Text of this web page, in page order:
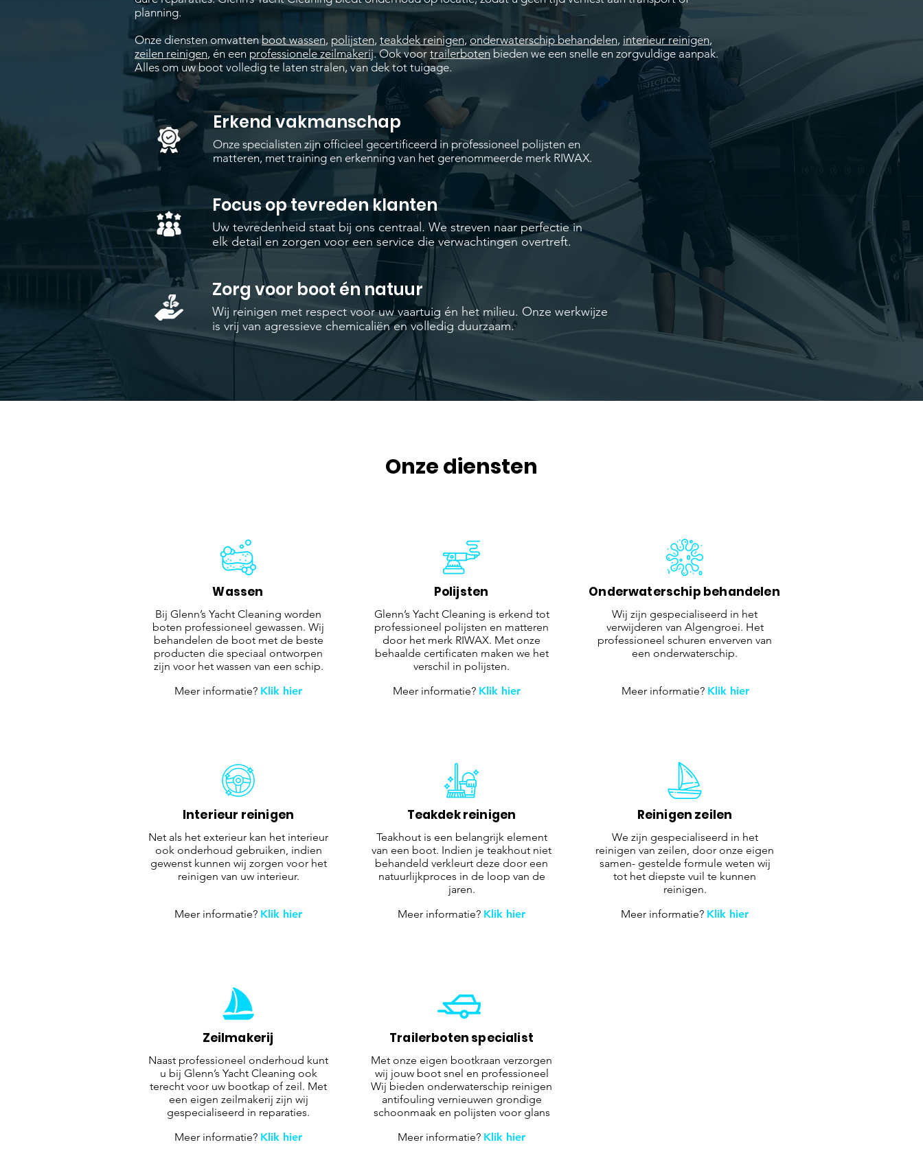
planning.
Onze diensten omvattenboot wassen, polijsten, teakdek reinigen, onderwaterschip behandelen, interieur reinigen,
zeilen reinigen, én een professionele zeilmakerij. Ook voor trailerbotenbieden we een snelle en zorgvuldige aanpak.
Alles om uw boot volledig te laten stralen, van dek tot tuigage.
Erkend vakmanschap
Onze specialisten zijn officieel gecertificeerd in professioneel polijsten en
matteren, met training en erkenning van het gerenommeerde merk RIWAX.
Focus op tevreden klanten
Uw tevredenheid staat bij ons centraal. We streven naar perfectie in
elk detail en zorgen voor een service die verwachtingen overtreft.
Zorg voor boot én natuur
Wij reinigen met respect voor uw vaartuig én het milieu. Onze werkwijze
is vrij van agressieve chemicaliën en volledig duurzaam.
Onze diensten
Wassen
Bij Glenn’s Yacht Cleaning worden
boten professioneel gewassen. Wij
behandelen de boot met de beste
producten die speciaal ontworpen
zijn voor het wassen van een schip.
Meer informatie? Klik hier
Polijsten
Glenn’s Yacht Cleaning is erkend tot
professioneel polijsten en matteren
door het merk RIWAX. Met onze
behaalde certificaten maken we het
verschil in polijsten.
Meer informatie? Klik hier
Onderwaterschip behandelen
Wij zijn gespecialiseerd in het
verwijderen van Algengroei. Het
professioneel schuren enverven van
een onderwaterschip.
Meer informatie? Klik hier
Interieur reinigen
Net als het exterieur kan het interieur
ook onderhoud gebruiken, indien
gewenst kunnen wij zorgen voor het
reinigen van uw interieur.
Meer informatie? Klik hier
Teakdek reinigen
Teakhout is een belangrijk element
van een boot. Indien je teakhout niet
behandeld verkleurt deze door een
natuurlijkproces in de loop van de
jaren.
Meer informatie? Klik hier
Reinigen zeilen
We zijn gespecialiseerd in het
reinigen van zeilen, door onze eigen
samen- gestelde formule weten wij
tot het diepste vuil te kunnen
reinigen.
Meer informatie? Klik hier
Zeilmakerij
Naast professioneel onderhoud kunt
u bij Glenn’s Yacht Cleaning ook
terecht voor uw bootkap of zeil. Met
een eigen zeilmakerij zijn wij
gespecialiseerd in reparaties.
Meer informatie? Klik hier
Trailerboten specialist
Met onze eigen bootkraan verzorgen
wij jouw boot snel en professioneel
Wij bieden onderwaterschip reinigen
antifouling vernieuwen grondige
schoonmaak en polijsten voor glans
Meer informatie? Klik hier